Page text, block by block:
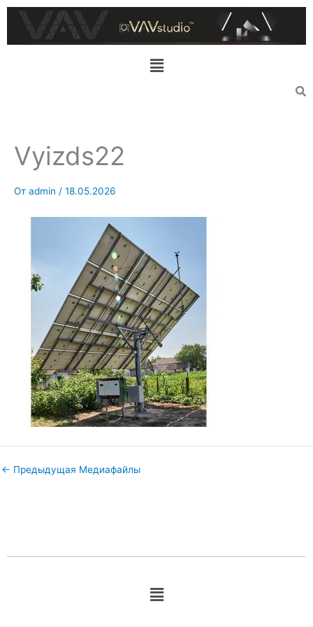
Перейти
содержимому
Меню
Vyizds22
От admin / 18.05.2026
← Предыдущая Медиафайлы
Меню